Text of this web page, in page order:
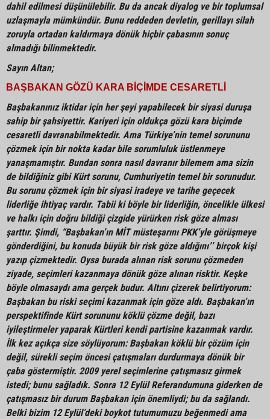
dahil edilmesi düşünülebilir. Bu da ancak diyalog ve bir toplumsal
uzlaşmayla mümkündür. Bunu reddeden devletin, gerillayı silah
zoruyla ortadan kaldırmaya dönük hiçbir çabasının sonuç
almadığı bilinmektedir.
Sayın Altan;
BAŞBAKAN GÖZÜ KARA BİÇİMDE CESARETLİ
Başbakanınız iktidar için her şeyi yapabilecek bir siyasi duruşa
sahip bir şahsiyettir. Kariyeri için oldukça gözü kara biçimde
cesaretli davranabilmektedir. Ama Türkiye’nin temel sorununu
çözmek için bir nokta kadar bile sorumluluk üstlenmeye
yanaşmamıştır. Bundan sonra nasıl davranır bilemem ama sizin
de bildiğiniz gibi Kürt sorunu, Cumhuriyetin temel bir sorunudur.
Bu sorunu çözmek için bir siyasi iradeye ve tarihe geçecek
liderliğe ihtiyaç vardır. Tabii ki böyle bir liderliğin, öncelikle ülkesi
ve halkı için doğru bildiği çizgide yürürken risk göze alması
şarttır. Şimdi, “Başbakan’ın MİT müsteşarını PKK’yle görüşmeye
gönderdiğini, bu konuda büyük bir risk göze aldığını’’ birçok kişi
yazıp çizmektedir. Oysa burada alınan risk sorunu çözmeden
ziyade, seçimleri kazanmaya dönük göze alınan risktir. Keşke
böyle olmasaydı ama gerçek budur. Altını çizerek belirtiyorum:
Başbakan bu riski seçimi kazanmak için göze aldı. Başbakan’ın
perspektifinde Kürt sorununu köklü çözme değil, bazı
iyileştirmeler yaparak Kürtleri kendi partisine kazanmak vardır.
İlk kez açıkça size söylüyorum: Başbakan köklü bir çözüm için
değil, sürekli seçim öncesi çatışmaları durdurmaya dönük bir
çaba göstermiştir. 2009 yerel seçimlerine çatışmasız girmek
istedi; bunu sağladık. Sonra 12 Eylül Referandumuna giderken de
çatışmasız bir durum Başbakan için önemliydi; bu da sağlandı.
Belki bizim 12 Eylül’deki boykot tutumumuzu beğenmedi ama